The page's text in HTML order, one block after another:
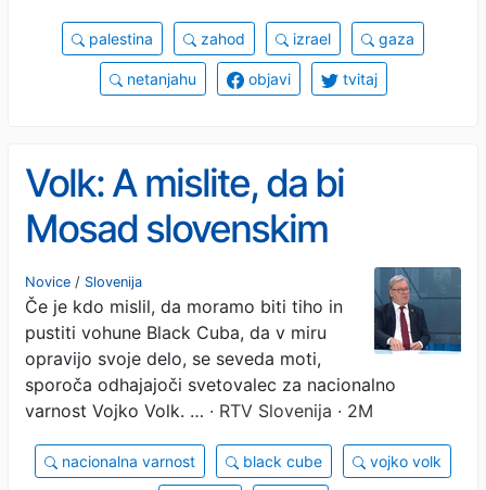
palestina zahod izrael gaza
netanjahu objavi tvitaj
Volk: A mislite, da bi
Mosad slovenskim
agentom v Izraelu postavil
spomenik?
Novice / Slovenija
Če je kdo mislil, da moramo biti tiho in
pustiti vohune Black Cuba, da v miru
opravijo svoje delo, se seveda moti,
sporoča odhajajoči svetovalec za nacionalno
varnost Vojko Volk. … · RTV Slovenija · 2M
nacionalna varnost black cube vojko volk